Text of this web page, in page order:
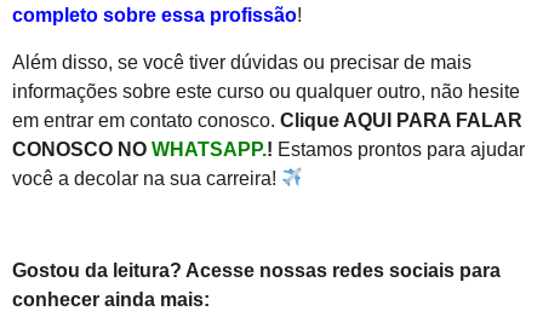
completo sobre essa profissão!
Além disso, se você tiver dúvidas ou precisar de mais
informações sobre este curso ou qualquer outro, não hesite
em entrar em contato conosco. Clique AQUI PARA FALAR
CONOSCO NO WHATSAPP.! Estamos prontos para ajudar
você a decolar na sua carreira!
Gostou da leitura? Acesse nossas redes sociais para
conhecer ainda mais: